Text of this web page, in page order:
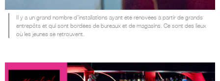
Il y a un grand nombre d’installations ayant été rénovées à partir de grands
entrepôts et qui sont bordées de bureaux et de magasins. Ce sont des lieux
où les jeunes se retrouvent.